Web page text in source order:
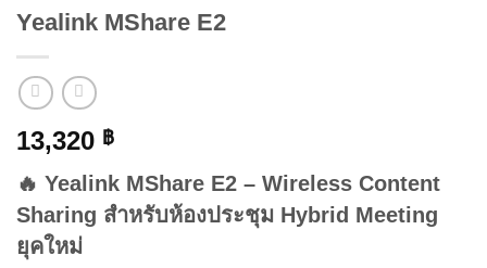
Yealink MShare E2
13,320 ฿
🔥 Yealink MShare E2 – Wireless Content
Sharing สำหรับห้องประชุม Hybrid Meeting
ยุคใหม่